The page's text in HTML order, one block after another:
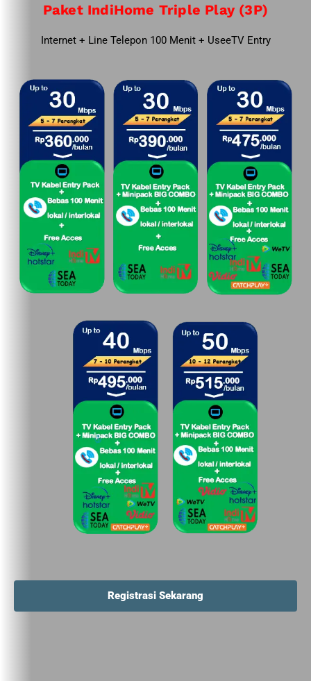
Paket IndiHome Triple Play (3P)
Internet + Line Telepon 100 Menit + UseeTV Entry
Registrasi Sekarang